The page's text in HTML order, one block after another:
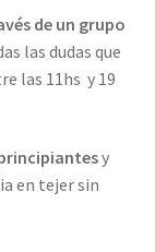
de un grupo
las dudas que
las 11hs y 19
y
en tejer sin